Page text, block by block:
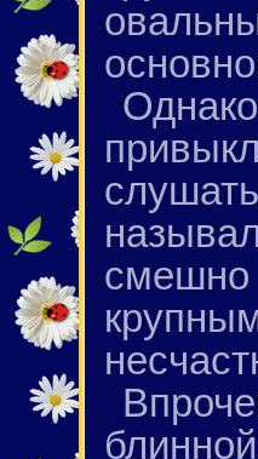
смешно